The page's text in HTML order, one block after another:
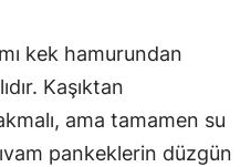
kek hamurundan
Kaşıktan
ama tamamen su
pankeklerin düzgün